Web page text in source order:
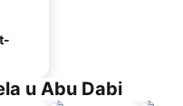
u Abu Dabi